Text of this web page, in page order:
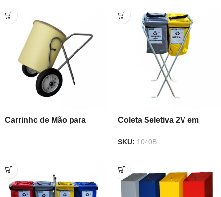
Carrinho de Mão para
Coleta Seletiva 2V em
SKU: 1040B